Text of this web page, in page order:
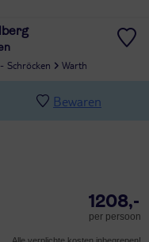
Schröcken Warth
Bewaren
1208,-
per persoon
Alle verplichte kosten inbegrepen!